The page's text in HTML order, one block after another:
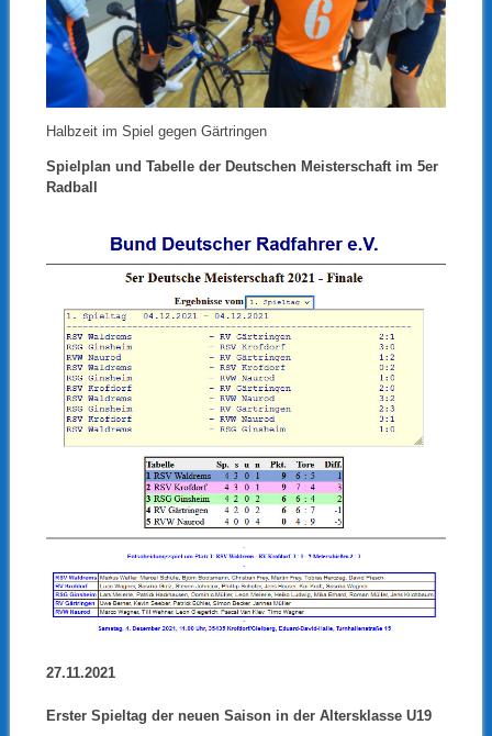
Halbzeit im Spiel gegen Gärtringen
Spielplan und Tabelle der Deutschen Meisterschaft im 5er
Radball
27.11.2021
Erster Spieltag der neuen Saison in der Altersklasse U19